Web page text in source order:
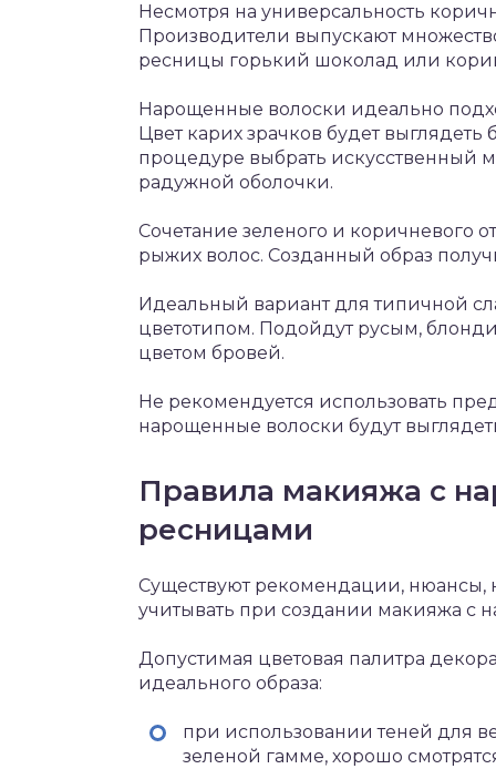
Несмотря на универсальность
Производители выпускают
ресницы горький шоколад или
Нарощенные волоски идеально
Цвет карих зрачков будет
процедуре выбрать искусственный
радужной оболочки.
Сочетание зеленого и коричневого
рыжих волос. Созданный образ
Идеальный вариант для типичной
цветотипом. Подойдут русым,
цветом бровей.
Не рекомендуется использовать
нарощенные волоски будут
Правила макияжа с
ресницами
Существуют рекомендации, нюансы,
учитывать при создании макияжа с
Допустимая цветовая палитра
идеального образа:
при использовании теней для
зеленой гамме, хорошо